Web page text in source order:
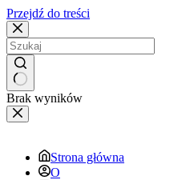
Przejdź do treści
Brak wyników
Strona główna
O